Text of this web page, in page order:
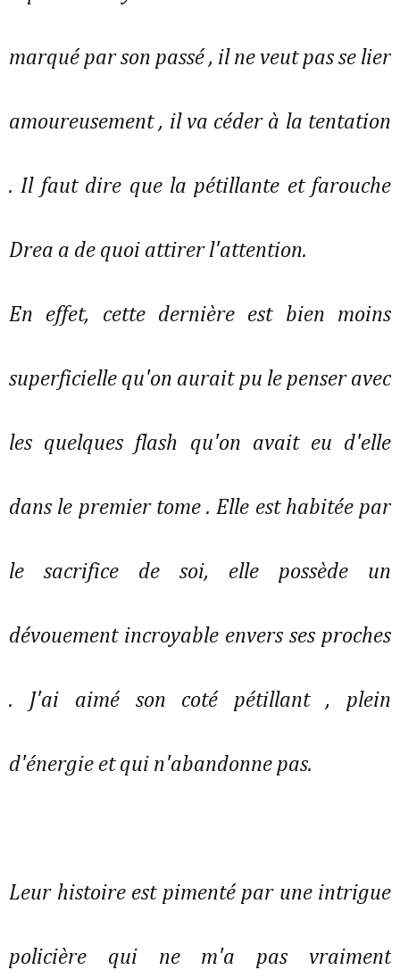
marqué par son passé , il ne veut pas se lier
amoureusement , il va céder à la tentation
. Il faut dire que la pétillante et farouche
Drea a de quoi attirer l'attention.
En effet, cette dernière est bien moins
superficielle qu'on aurait pu le penser avec
les quelques flash qu'on avait eu d'elle
dans le premier tome . Elle est habitée par
le sacrifice de soi, elle possède un
dévouement incroyable envers ses proches
. J'ai aimé son coté pétillant , plein
d'énergie et qui n'abandonne pas.
Leur histoire est pimenté par une intrigue
policière qui ne m'a pas vraiment